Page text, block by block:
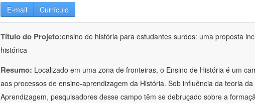
E-mail Currículo
Título do Projeto:ensino de história para estudantes surdos: uma proposta
histórica
Resumo: Localizado em uma zona de fronteiras, o Ensino de História é um
aos processos de ensino-aprendizagem da História. Sob influência da teoria
Aprendizagem, pesquisadores desse campo têm se debruçado sobre a